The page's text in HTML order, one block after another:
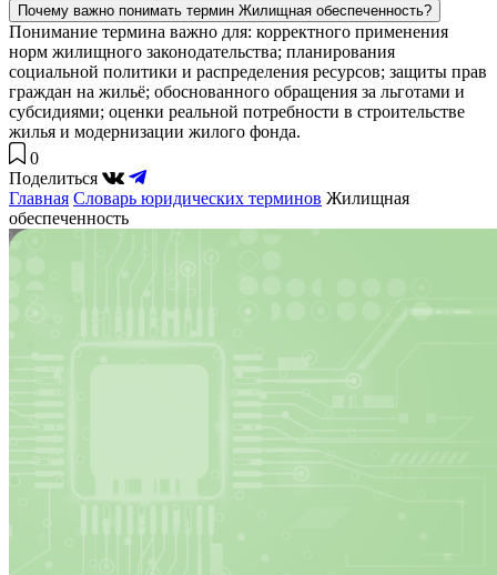
Почему важно понимать термин Жилищная обеспеченность?
Понимание термина важно для: корректного применения
норм жилищного законодательства; планирования
социальной политики и распределения ресурсов; защиты прав
граждан на жильё; обоснованного обращения за льготами и
субсидиями; оценки реальной потребности в строительстве
жилья и модернизации жилого фонда.
0
Поделиться
Главная Словарь юридических терминов Жилищная
обеспеченность